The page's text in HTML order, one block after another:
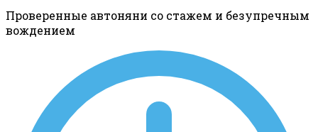
Проверенные автоняни со стажем и безупречным
вождением